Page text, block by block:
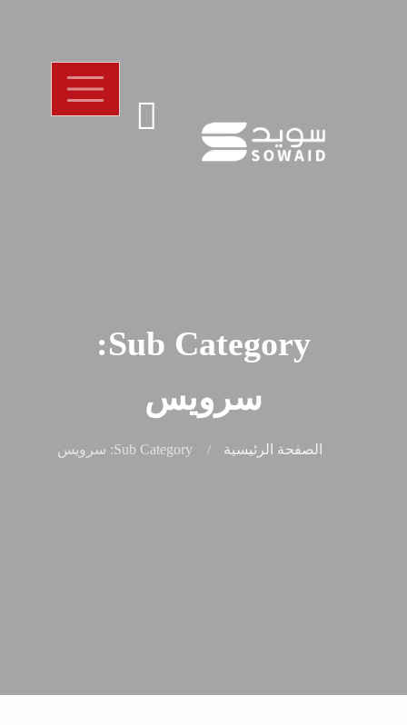
Sub Category:
سرويس
الصفحة الرئيسية Sub Category: سرويس